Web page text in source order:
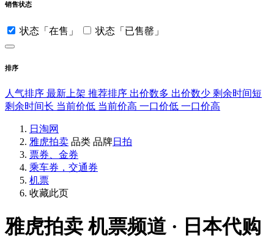
销售状态
状态「在售」 状态「已售罄」
排序
人气排序 最新上架 推荐排序 出价数多 出价数少 剩余时间短
剩余时间长 当前价低 当前价高 一口价低 一口价高
日淘网
雅虎拍卖 品类 品牌日拍
票券、金券
乘车券，交通券
机票
收藏此页
雅虎拍卖机票频道 · 日本代购